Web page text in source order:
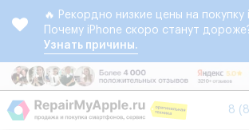
🔥 Рекордно низкие цены на покупку
Почему iPhone скоро станут
Узнать причины.
8